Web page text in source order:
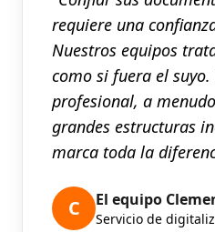
requiere una
Nuestros equipos
como si fuera el suyo.
profesional, a
grandes estructuras
marca toda la
C El equipo
Servicio de